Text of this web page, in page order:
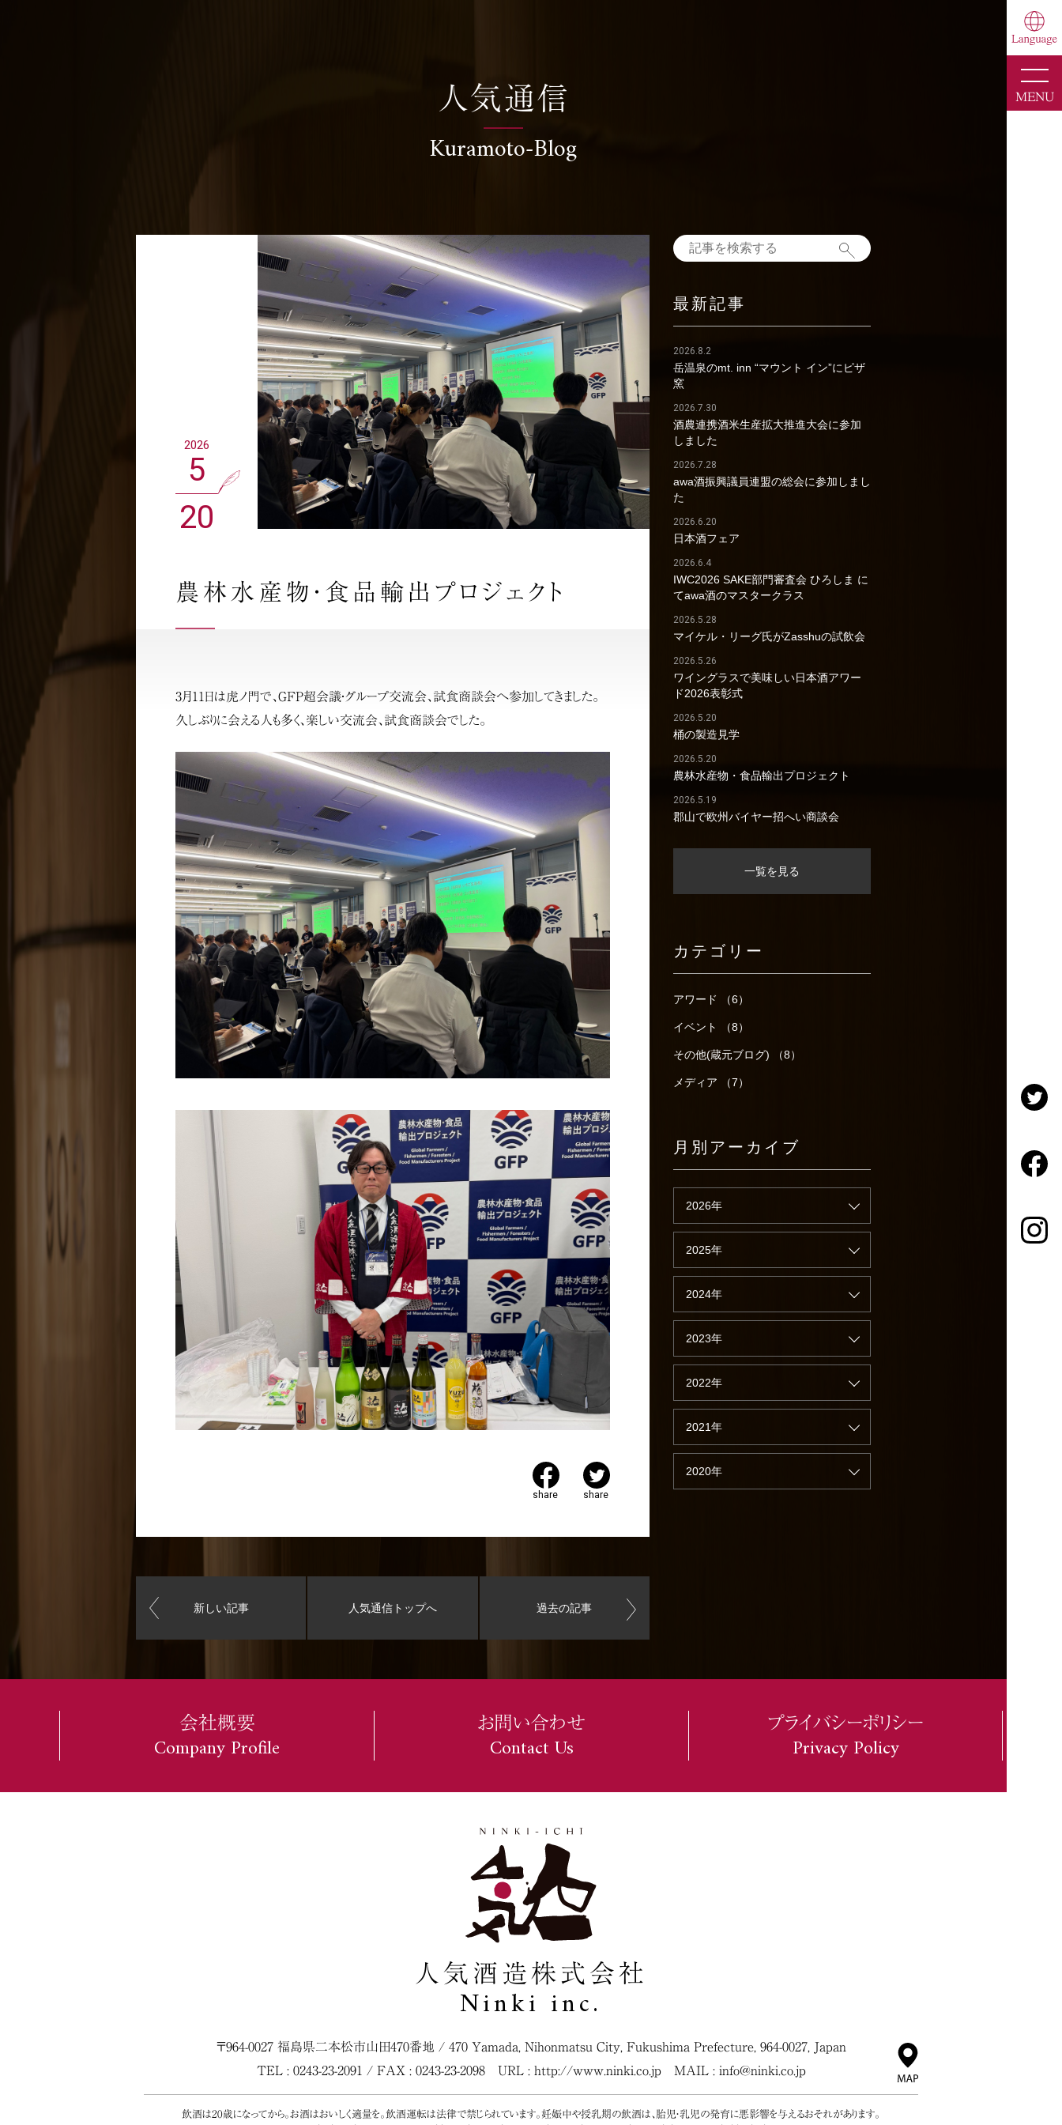
MENU
人気通信
Kuramoto-Blog
2026
5
20
農林水産物・食品輸出プロジェクト
3月11日は虎ノ門で、GFP超会議・グループ交流会、試食商談会へ参加してきました。
久しぶりに会える人も多く、楽しい交流会、試食商談会でした。
share share
新しい記事 人気通信トップへ 過去の記事
最新記事
2026.8.2
岳温泉のmt. inn “マウント イン”にピザ
窯
2026.7.30
酒農連携酒米生産拡大推進大会に参加
しました
2026.7.28
awa酒振興議員連盟の総会に参加しまし
た
2026.6.20
日本酒フェア
2026.6.4
IWC2026 SAKE部門審査会 ひろしま に
てawa酒のマスタークラス
2026.5.28
マイケル・リーグ氏がZasshuの試飲会
2026.5.26
ワイングラスで美味しい日本酒アワー
ド2026表彰式
2026.5.20
桶の製造見学
2026.5.20
農林水産物・食品輸出プロジェクト
2026.5.19
郡山で欧州バイヤー招へい商談会
一覧を見る
カテゴリー
アワード （6）
イベント （8）
その他(蔵元ブログ) （8）
メディア （7）
月別アーカイブ
2026年
2025年
2024年
2023年
2022年
2021年
2020年
会社概要
Company Profile
お問い合わせ
Contact Us
プライバシーポリシー
Privacy Policy
人気酒造株式会社
Ninki inc.
〒964-0027 福島県二本松市山田470番地 / 470 Yamada, Nihonmatsu City, Fukushima Prefecture, 964-0027, Japan
TEL : 0243-23-2091 / FAX : 0243-23-2098 URL : http://www.ninki.co.jp MAIL : info@ninki.co.jp
飲酒は20歳になってから。お酒はおいしく適量を。飲酒運転は法律で禁じられています。妊娠中や授乳期の飲酒は、胎児・乳児の発育に悪影響を与えるおそれがあります。